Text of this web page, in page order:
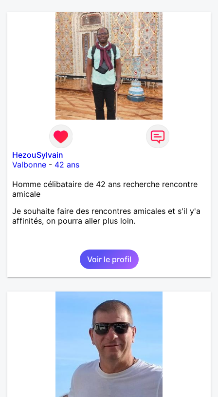
HezouSylvain
Valbonne - 42 ans
Homme célibataire de 42 ans recherche rencontre
amicale
Je souhaite faire des rencontres amicales et s'il y'a
affinités, on pourra aller plus loin.
Voir le profil